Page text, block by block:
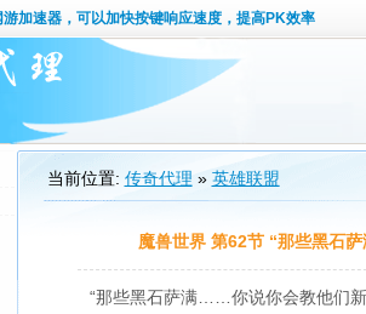
加速器，可以加快按键响应速度，提高PK效率
当前位置: 传奇代理 » 英雄联盟
魔兽世界 第62节 “那些黑石
“那些黑石萨满……你说你会教他们